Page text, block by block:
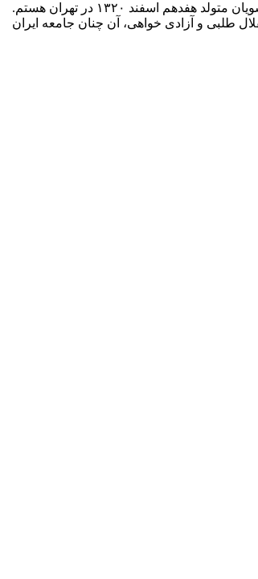
این نوشته تنها ذکرخلاصه و فشرده ای فهرست وار از زندگی سیاسی من است ونباید به عنوان یک بیوگرافی و یا یک خاطرات سیاسی تلقی گردد. من حسین موسویان متولد هفدهم اسفند ۱۳۲۰ در تهران هستم.
طلبی و آزادی خواهی، آن چنان جامعه ایران